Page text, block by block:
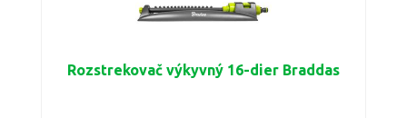
Rozstrekovač výkyvný 16-dier Braddas